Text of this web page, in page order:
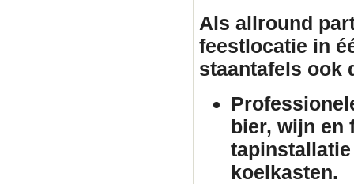
Als allround
feestlocatie in
staantafels ook
bier, wijn en
koelkasten.